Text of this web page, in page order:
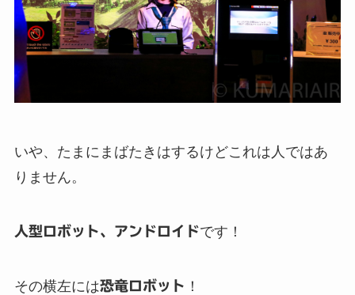
いや、たまにまばたきはするけどこれは人ではあ
りません。
人型ロボット、アンドロイドです！
その横左には恐竜ロボット ！